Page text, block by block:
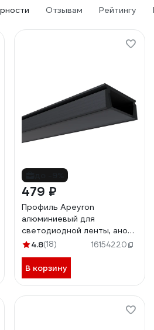
Отзывам Рейтингу
479 ₽
Профиль Apeyron
алюминиевый для
светодиодной ленты, анод.,
П-образный, накладной,
4.8(18) 16154220
В корзину